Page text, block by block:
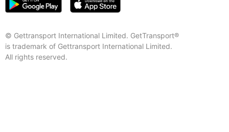
© Gettransport International Limited. GetTransport®
is trademark of Gettransport International Limited.
All rights reserved.